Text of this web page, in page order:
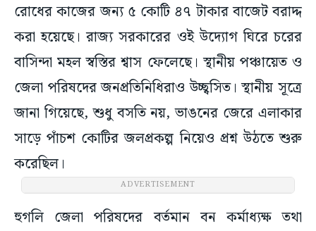
রোধের কাজের জন্য ৫ কোটি ৪৭ টাকার বাজেট বরাদ্দ
করা হয়েছে। রাজ্য সরকারের ওই উদ্যোগ ঘিরে চরের
বাসিন্দা মহল স্বস্তির শ্বাস ফেলেছে। স্থানীয় পঞ্চায়েত ও
জেলা পরিষদের জনপ্রতিনিধিরাও উচ্ছ্বসিত। স্থানীয় সূত্রে
জানা গিয়েছে, শুধু বসতি নয়, ভাঙনের জেরে এলাকার
সাড়ে পাঁচশ কোটির জলপ্রকল্প নিয়েও প্রশ্ন উঠতে শুরু
করেছিল।
ADVERTISEMENT
হুগলি জেলা পরিষদের বর্তমান বন কর্মাধ্যক্ষ তথা